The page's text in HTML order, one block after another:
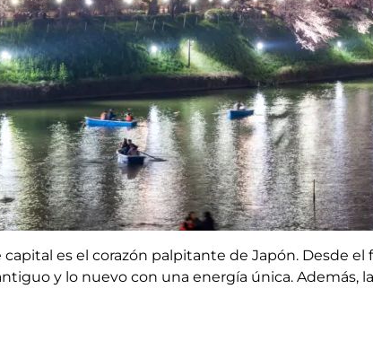
capital es el corazón palpitante de Japón. Desde
y lo nuevo con una energía única.